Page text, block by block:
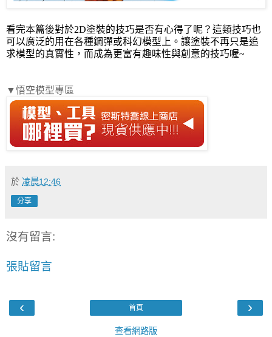
看完本篇後對於2D塗裝的技巧是否有心得了呢？這類技巧也
可以廣泛的用在各種鋼彈或科幻模型上。讓塗裝不再只是追
求模型的真實性，而成為更富有趣味性與創意的技巧喔~
▼悟空模型專區
於 凌晨12:46
分享
沒有留言:
張貼留言
‹ ›
首頁
查看網路版